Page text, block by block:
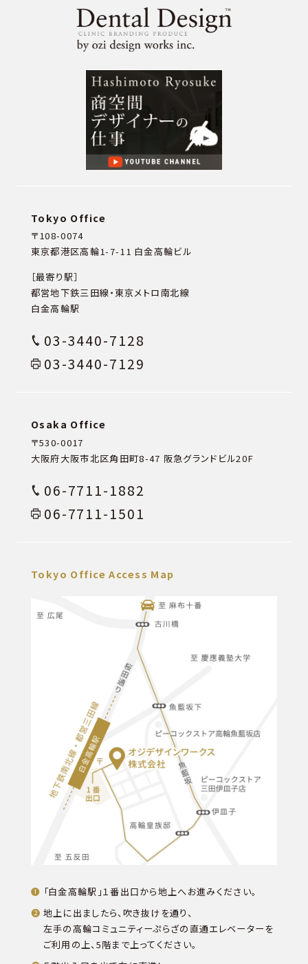
Tokyo Office
〒108-0074
東京都港区高輪1-7-11 白金高輪ビル
［最寄り駅］
都営地下鉄三田線・東京メトロ南北線
白金高輪駅
03-3440-7128
03-3440-7129
Osaka Office
〒530-0017
大阪府大阪市北区角田町8-47 阪急グランドビル20F
06-7711-1882
06-7711-1501
Tokyo Office Access Map
「白金高輪駅」１番出口から地上へお進みください。
地上に出ましたら、吹き抜けを通り、
左手の高輪コミュニティーぷらざの直通エレベーターを
ご利用の上、5階まで上ってください。